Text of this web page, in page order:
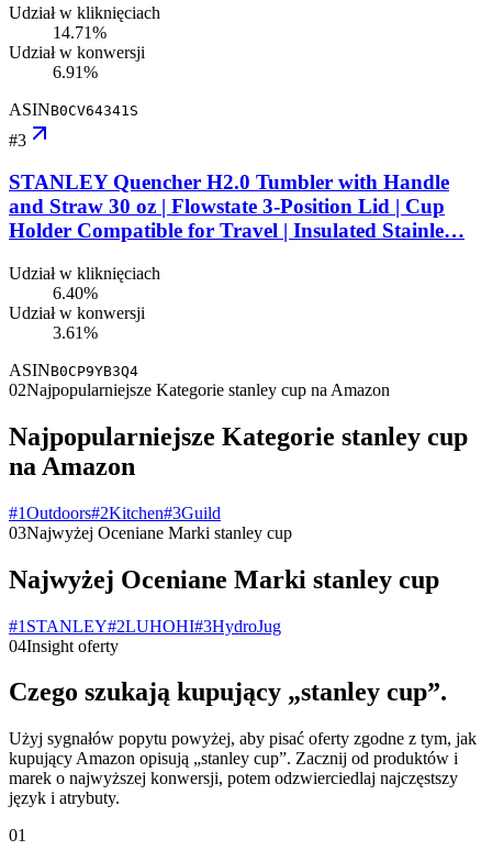
Udział w kliknięciach
14.71%
Udział w konwersji
6.91%
ASINB0CV64341S
#3
STANLEY Quencher H2.0 Tumbler with Handle
and Straw 30 oz | Flowstate 3-Position Lid | Cup
Holder Compatible for Travel | Insulated Stainle…
Udział w kliknięciach
6.40%
Udział w konwersji
3.61%
ASINB0CP9YB3Q4
02Najpopularniejsze Kategorie stanley cup na Amazon
Najpopularniejsze Kategorie stanley cup
na Amazon
#1Outdoors#2Kitchen#3Guild
03Najwyżej Oceniane Marki stanley cup
Najwyżej Oceniane Marki stanley cup
#1 STANLEY#2LUHOHI#3HydroJug
04Insight oferty
Czego szukają kupujący „stanley cup”.
Użyj sygnałów popytu powyżej, aby pisać oferty zgodne z tym, jak
kupujący Amazon opisują „stanley cup”. Zacznij od produktów i
marek o najwyższej konwersji, potem odzwierciedlaj najczęstszy
język i atrybuty.
01